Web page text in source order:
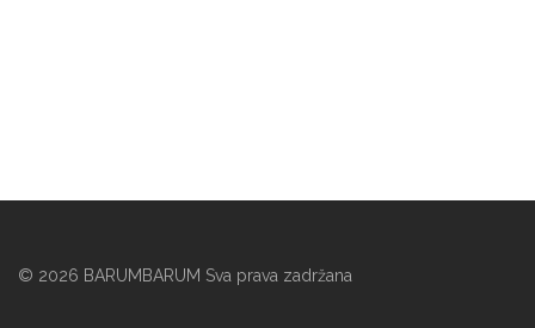
© 2026 BARUMBARUM Sva prava zadržana